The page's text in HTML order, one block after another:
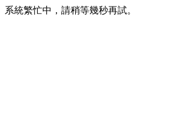
系統繁忙中，請稍等幾秒再試。